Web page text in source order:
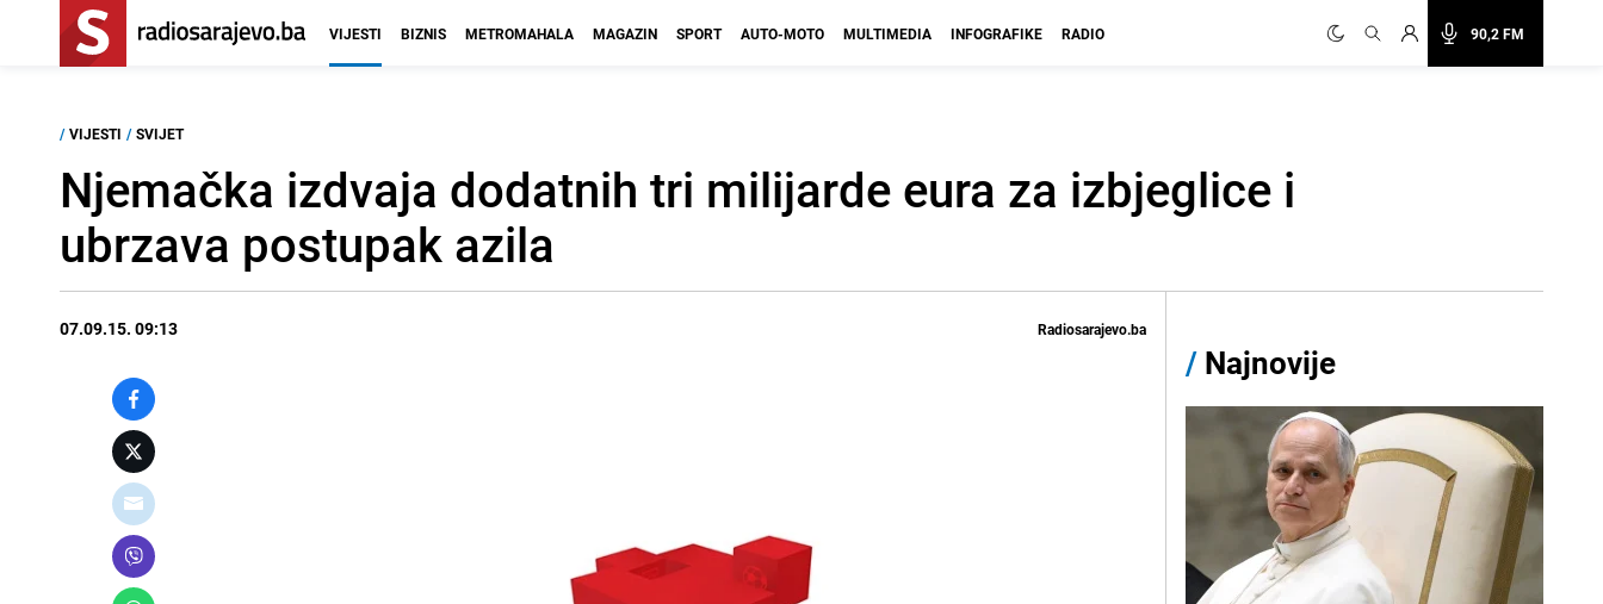
90,2 FM
VIJESTI BIZNIS METROMAHALA MAGAZIN SPORT AUTO-MOTO MULTIMEDIA INFOGRAFIKE RADIO
/ VIJESTI / SVIJET
Njemačka izdvaja dodatnih tri milijarde eura za izbjeglice i
ubrzava postupak azila
07.09.15. 09:13 Radiosarajevo.ba
/ Najnovije